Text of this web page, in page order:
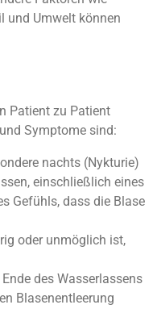
und Umwelt können
Patient zu Patient
Symptome sind:
nachts (Nykturie)
einschließlich eines
Gefühls, dass die Blase
oder unmöglich ist,
des Wasserlassens
Blasenentleerung